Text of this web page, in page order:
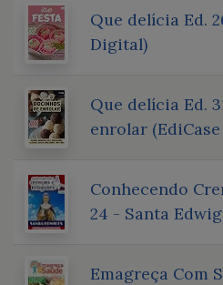
Que delícia Ed.
Digital)
Que delícia Ed.
enrolar
Conhecendo
24 - Santa
Emagreça Com